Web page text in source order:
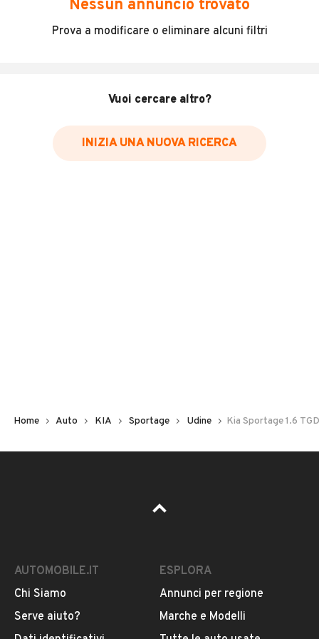
Incidenti in cui è stato coinvolto il veicolo
Data e luogo delle revisioni effettuate
Inserisci il numero di targa per verificare la disponibilità
Pubblicità
Nessun annuncio trovato
Prova a modificare o eliminare alcuni filtri
Vuoi cercare altro?
INIZIA UNA NUOVA RICERCA
Home Auto KIA Sportage Udine Kia Sportage 1.6
AUTOMOBILE.IT
Chi Siamo
Serve aiuto?
ESPLORA
Annunci per regione
Marche e Modelli